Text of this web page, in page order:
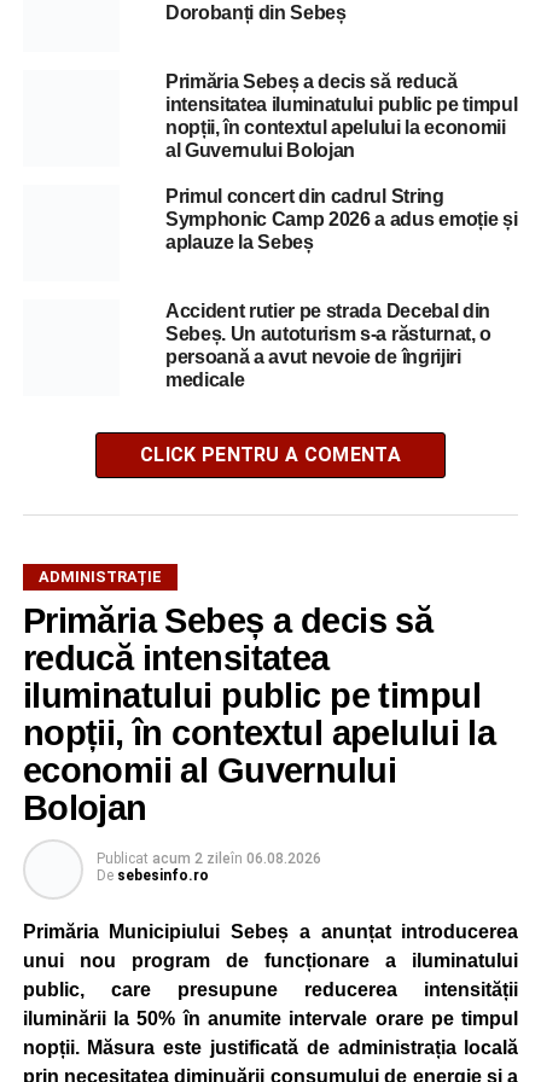
Dorobanți din Sebeș
Primăria Sebeș a decis să reducă
intensitatea iluminatului public pe timpul
nopții, în contextul apelului la economii
al Guvernului Bolojan
Primul concert din cadrul String
Symphonic Camp 2026 a adus emoție și
aplauze la Sebeș
Accident rutier pe strada Decebal din
Sebeș. Un autoturism s-a răsturnat, o
persoană a avut nevoie de îngrijiri
medicale
CLICK PENTRU A COMENTA
ADMINISTRAȚIE
Primăria Sebeș a decis să
reducă intensitatea
iluminatului public pe timpul
nopții, în contextul apelului la
economii al Guvernului
Bolojan
Publicat acum 2 zileîn 06.08.2026
De sebesinfo.ro
Primăria Municipiului Sebeș a anunțat introducerea
unui nou program de funcționare a iluminatului
public, care presupune reducerea intensității
iluminării la 50% în anumite intervale orare pe timpul
nopții. Măsura este justificată de administrația locală
prin necesitatea diminuării consumului de energie și a